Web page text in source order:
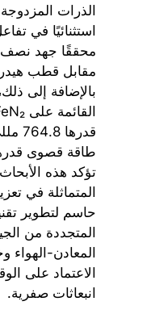
الذرات
استثنائيًا في
مقابل قطب
بالإضافة إلى
حاسم لتطوير
المتجددة من
المعادن-الهواء
الاعتماد على
انبعاثات صفرية.